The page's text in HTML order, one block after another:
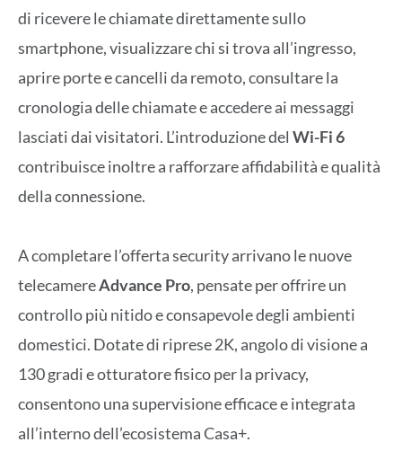
di ricevere le chiamate direttamente sullo
smartphone, visualizzare chi si trova all’ingresso,
aprire porte e cancelli da remoto, consultare la
cronologia delle chiamate e accedere ai messaggi
lasciati dai visitatori. L’introduzione del Wi-Fi6
contribuisce inoltre a rafforzare affidabilità e qualità
della connessione.
A completare l’offerta security arrivano le nuove
telecamereAdvance Pro, pensate per offrire un
controllo più nitido e consapevole degli ambienti
domestici. Dotate di riprese 2K, angolo di visione a
130 gradi e otturatore fisico per la privacy,
consentono una supervisione efficace e integrata
all’interno dell’ecosistema Casa+.